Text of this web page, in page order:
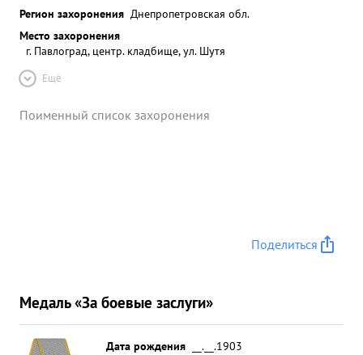
Регион захоронения Днепропетровская обл.
Место захоронения
г. Павлоград, центр. кладбище, ул. Шутя
Ещё
Поименный список захоронения
Поделиться
Медаль «За боевые заслуги»
Дата рождения
__.__.1903